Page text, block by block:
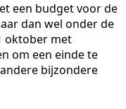
een budget voor de
dan wel onder de
oktober met
om een einde te
bijzondere